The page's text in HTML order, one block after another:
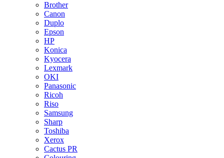
Brother
Canon
Duplo
Epson
HP
Konica
Kyocera
Lexmark
OKI
Panasonic
Ricoh
Riso
Samsung
Sharp
Toshiba
Xerox
Cactus PR